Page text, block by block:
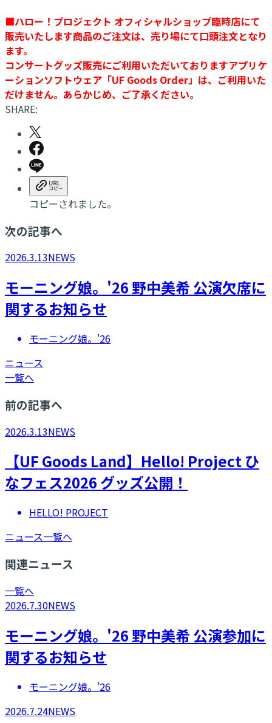
■ハロー！プロジェクト オフィシャルショップ臨時店にて
販売いたします商品のご注文は、売り場にて口頭注文となり
ます。
コンサートグッズ販売にご利用いただいておりますアプリケ
ーションソフトウェア「UF Goods Order」は、ご利用いた
だけません。あらかじめ、ご了承ください。
SHARE:
コピーされました。
次の記事へ
2026.3.13NEWS
モーニング娘。'26 野中美希 公演欠席に
関するお知らせ
モーニング娘。'26
ニュース
一覧へ
前の記事へ
2026.3.13NEWS
【UF Goods Land】Hello! Project ひ
なフェス2026 グッズ公開！
HELLO! PROJECT
ニュース一覧へ
関連ニュース
一覧へ
2026.7.30NEWS
モーニング娘。'26 野中美希 公演参加に
関するお知らせ
モーニング娘。'26
2026.7.24NEWS